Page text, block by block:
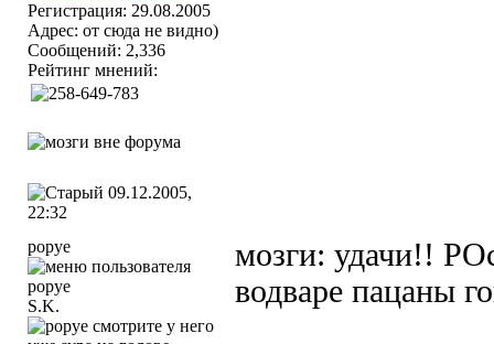
Регистрация: 29.08.2005
Адрес: от сюда не видно)
Сообщений: 2,336
Рейтинг мнений:
09.12.2005,
22:32
popye
S.K.
мозги: удачи!!
водваре пацаны